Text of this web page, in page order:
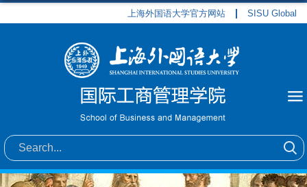
上海外国语大学官方网站 SISU Global